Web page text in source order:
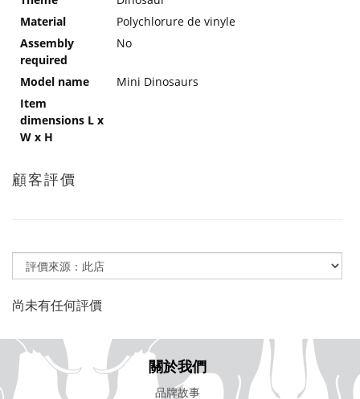
Material
Polychlorure de vinyle
Assembly
required
No
Model name
Mini Dinosaurs
Item
dimensions L x
W x H
顧客評價
尚未有任何評價
關於我們
品牌故事